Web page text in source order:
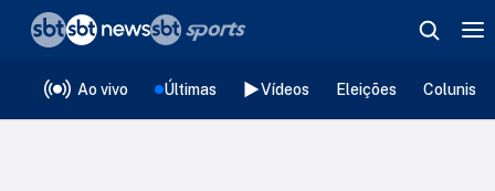
Ao vivo Últimas Vídeos Eleições
❮voltar
Editorias